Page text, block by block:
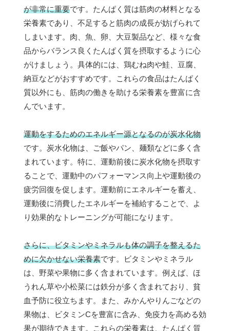
が非常に重要です。たんぱく質は筋肉の材料となる
栄養素であり、不足すると筋肉の成長が妨げられて
しまいます。肉、魚、卵、大豆製品など、様々な食
品からバランス良くたんぱく質を摂取するように心
がけましょう。具体的には、鶏むね肉や鮭、豆腐、
納豆などがおすすめです。これらの食品はたんぱく
質以外にも、筋肉の働きを助ける栄養素を豊富に含
んでいます。
運動をするためのエネルギー源となるのが炭水化物
です。炭水化物は、ご飯やパン、麺類などに多く含
まれています。特に、運動前後に炭水化物を摂取す
ることで、運動中のパフォーマンス向上や運動後の
疲労回復を促します。運動前にエネルギーを蓄え、
運動後に消費したエネルギーを補給することで、よ
り効果的なトレーニングが可能になります。
さらに、ビタミンやミネラルも体の調子を整えるた
めに欠かせない栄養素です。ビタミンやミネラル
は、野菜や果物に多く含まれています。例えば、ほ
うれん草や小松菜には鉄分が多く含まれており、貧
血予防に役立ちます。また、みかんやりんごなどの
果物は、ビタミンCを豊富に含み、免疫力を高める効
果が期待できます。これらの栄養素は、たんぱく質